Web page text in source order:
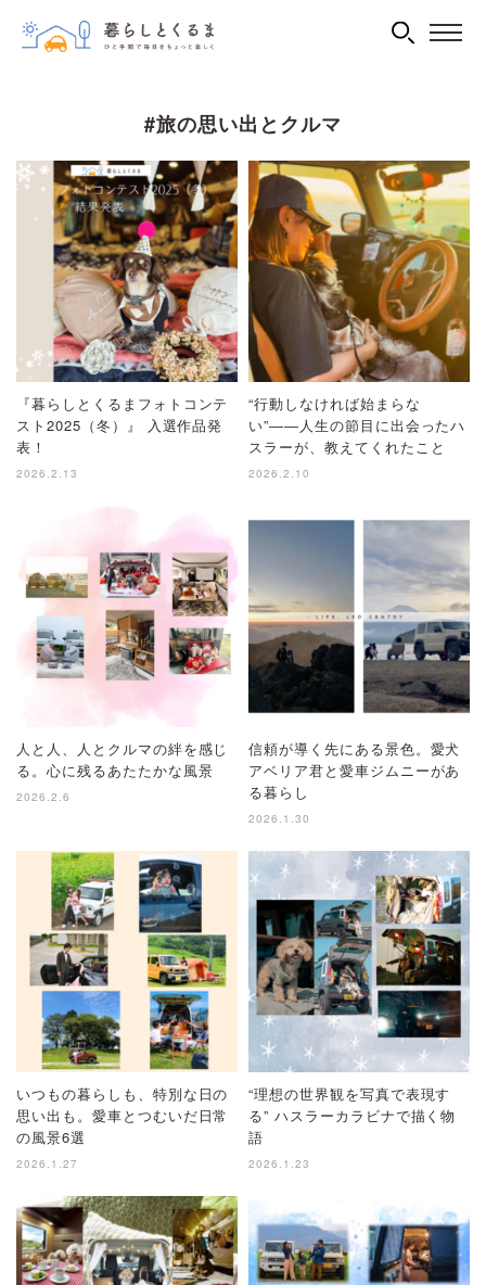
#旅の思い出とクルマ
『暮らしとくるまフォトコンテ
スト2025（冬）』 入選作品発
表！
2026.2.13
“行動しなければ始まらな
い”――人生の節目に出会ったハ
スラーが、教えてくれたこと
2026.2.10
人と人、人とクルマの絆を感じ
る。心に残るあたたかな風景
2026.2.6
信頼が導く先にある景色。愛犬
アベリア君と愛車ジムニーがあ
る暮らし
2026.1.30
いつもの暮らしも、特別な日の
思い出も。愛車とつむいだ日常
の風景6選
2026.1.27
“理想の世界観を写真で表現す
る” ハスラーカラビナで描く物
語
2026.1.23